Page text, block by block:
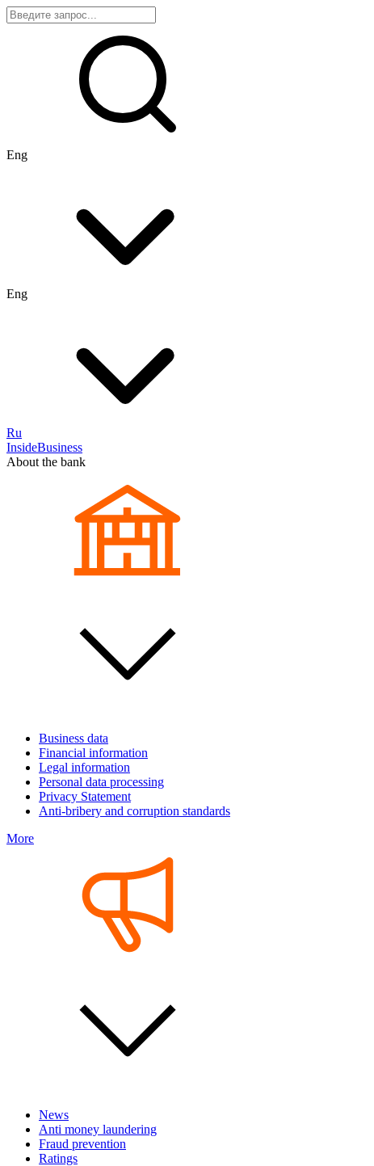
Eng
Eng
Ru
InsideBusiness
About the bank
Business data
Financial information
Legal information
Personal data processing
Privacy Statement
Anti-bribery and corruption standards
More
News
Anti money laundering
Fraud prevention
Ratings